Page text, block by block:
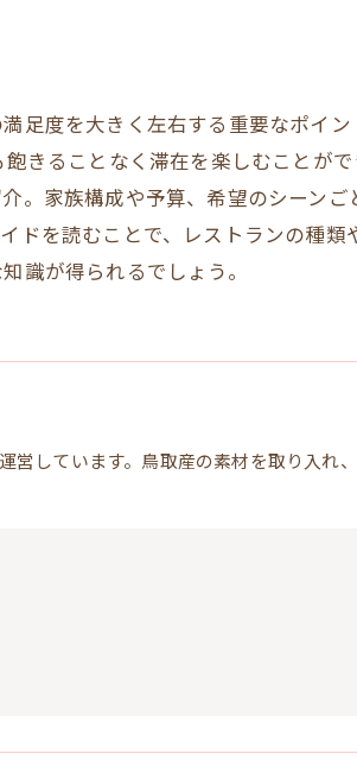
足度を大きく左右する重要なポイン
きることなく滞在を楽しむことがで
。家族構成や予算、希望のシーンご
ドを読むことで、レストランの種類
識が得られるでしょう。
営しています。鳥取産の素材を取り入れ